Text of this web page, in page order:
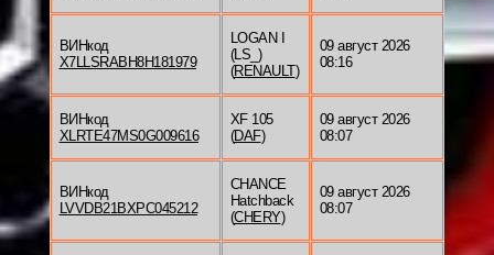
ВИНкод
X7LLSRABH8H181979
LOGAN I
(LS_)
(RENAULT)
09 август 2026
08:16
ВИНкод
XLRTE47MS0G009616
XF 105
(DAF)
09 август 2026
08:07
ВИНкод
LVVDB21BXPC045212
CHANCE
Hatchback
(CHERY)
09 август 2026
08:07